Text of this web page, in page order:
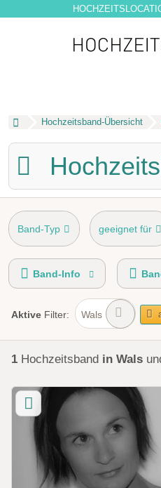
Hochzeitsband-Übersicht
Band-Typ geeignet für
Gage Spieldauer
Band-Info
Aktive Filter: Wals
1 Hochzeitsband in Wals